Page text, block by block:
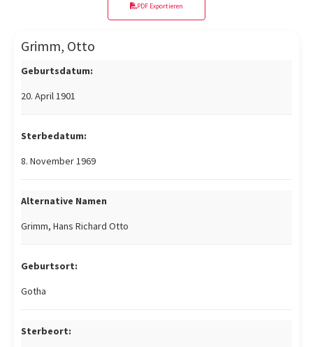
PDF Exportieren
Grimm, Otto
Geburtsdatum:
20. April 1901
Sterbedatum:
8. November 1969
Alternative Namen
Grimm, Hans Richard Otto
Geburtsort:
Gotha
Sterbeort: